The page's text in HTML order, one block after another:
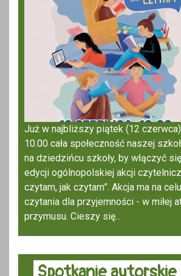
Już w najbliższy piątek (12
10.00 cała społeczność naszej
na dziedzińcu szkoły, by włączyć
edycji ogólnopolskiej akcji
czytam, jak czytam”. Akcja ma na
czytania dla przyjemności - w miłej
przymusu. Cieszy się...